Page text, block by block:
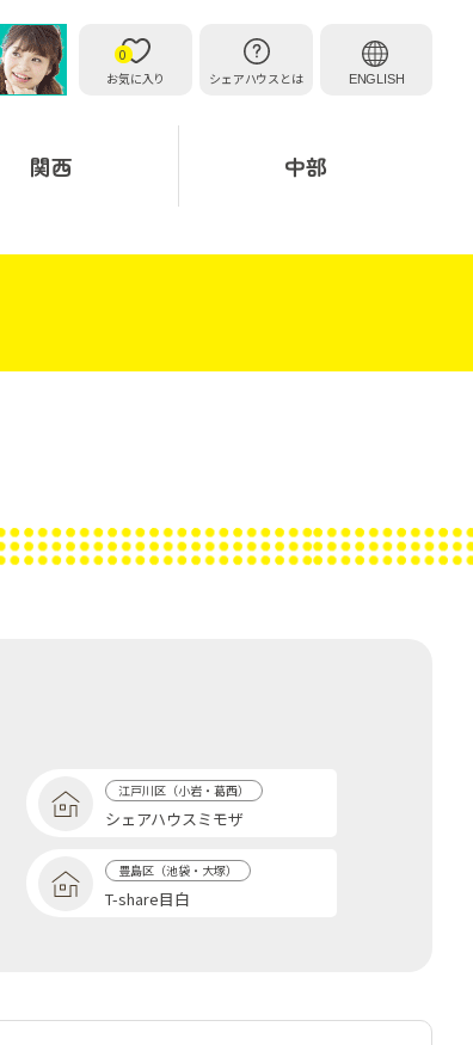
お気に入り
0
シェアハウスとは
ENGLISH
関西 中部
江戸川区（小岩・葛西）
シェアハウスミモザ
豊島区（池袋・大塚）
T-share目白